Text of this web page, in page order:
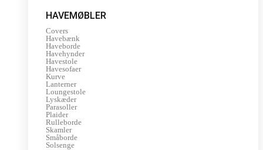
HAVEMØBLER
Covers
Havebænk
Haveborde
Havehynder
Havestole
Havesofaer
Kurve
Lanterner
Loungestole
Lyskæder
Parasoller
Plaider
Rulleborde
Skamler
Småborde
Solsenge